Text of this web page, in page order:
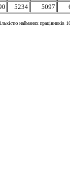
5234 5097
найманих працівників